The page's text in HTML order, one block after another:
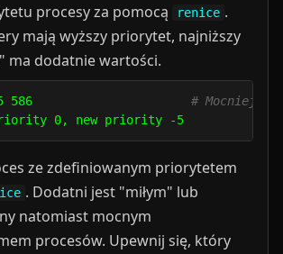
procesy za pomocą renice .
mają wyższy priorytet, najniższy
ma dodatnie wartości.
-5 586 #
ze zdefiniowanym priorytetem
. Dodatni jest "miłym" lub
natomiast mocnym
procesów. Upewnij się, który